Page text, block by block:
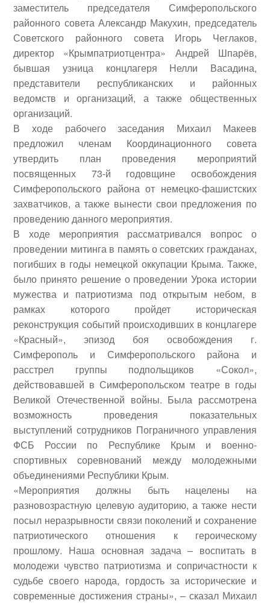
заместитель председателя Симферопольского
районного совета Александр Макухин, председатель
Советского районного совета Игорь Чеглаков,
директор «Крымпатриотцентра» Андрей Шпарёв,
бывшая узница концлагеря Нелли Васадина,
представители республиканских и районных
ведомств и организаций, а также общественных
организаций.
В ходе рабочего заседания Михаил Макеев
предложил членам Координационного совета
утвердить план проведения мероприятий
посвященных 73-й годовщине освобождения
Симферопольского района от немецко-фашистских
захватчиков, а также вынести свои предложения по
проведению данного мероприятия.
В ходе мероприятия рассматривался вопрос о
проведении митинга в память о советских гражданах,
погибших в годы немецкой оккупации Крыма. Также,
было принято решение о проведении Урока истории
мужества и патриотизма под открытым небом, в
рамках которого пройдет историческая
реконструкция событий происходивших в концлагере
«Красный», эпизод боя освобождения г.
Симферополь и Симферопольского района и
расстрел группы подпольщиков «Сокол»,
действовавшей в Симферопольском театре в годы
Великой Отечественной войны. Была рассмотрена
возможность проведения показательных
выступлений сотрудников Пограничного управления
ФСБ России по Республике Крым и военно-
спортивных соревнований между молодежными
объединениями Республики Крым.
«Мероприятия должны быть нацелены на
разновозрастную целевую аудиторию, а также нести
посыл неразрывности связи поколений и сохранение
патриотического отношения к героическому
прошлому. Наша основная задача – воспитать в
молодежи чувство патриотизма и сопричастности к
судьбе своего народа, гордость за исторические и
современные достижения страны», – сказал Михаил